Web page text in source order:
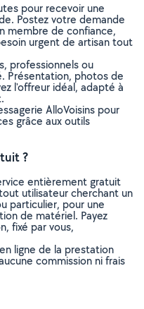
pour recevoir une
Postez votre demande
membre de confiance,
urgent de artisan tout
professionnels ou
Présentation, photos de
l'offreur idéal, adapté à
AlloVoisins pour
grâce aux outils
?
entièrement gratuit
utilisateur cherchant un
particulier, pour une
de matériel. Payez
fixé par vous,
ligne de la prestation
commission ni frais